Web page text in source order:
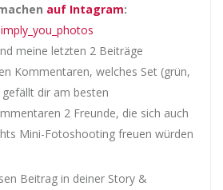
auf Intagram:
meine letzten 2 Beiträge
Kommentaren, welches Set (grün,
dir am besten
2 Freunde, die sich auch
Mini-Fotoshooting freuen würden
Beitrag in deiner Story &